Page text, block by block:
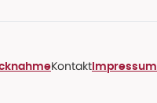
Kontakt Impressum